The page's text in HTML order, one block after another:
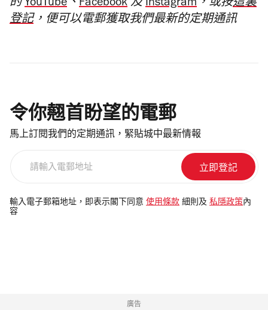
的 YouTube 、 Facebook 及 Instagram ，或按這裏
登記，便可以電郵獲取我們最新的定期通訊
令你翹首盼望的電郵
馬上訂閱我們的定期通訊，緊貼城中最新情報
電
郵
輸入電子郵箱地址，即表示閣下同意 使用條款 細則及 私隱政策 內
容
廣告